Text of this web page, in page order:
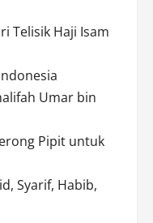
Telisik Haji Isam
Umar bin
Pipit untuk
Syarif, Habib,